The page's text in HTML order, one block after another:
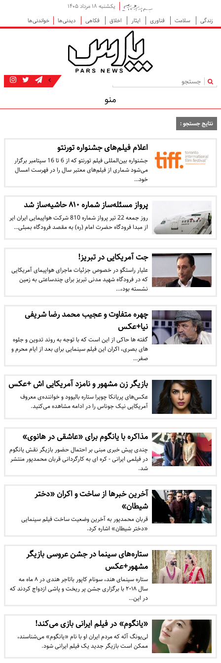
یکشنبه ۱۸ مرداد ۱۴۰۵
زندگی
سلامت فناوری ایثار اخلاق فکاهی دیدنی‌ها خواندنی‌ها
|
منو
نتایج جستجو :
اعلام فیلم‌های جشنواره تورنتو
جشنواره بین‌المللی فیلم تورنتو که از 6 تا 16 سپتامبر برگزار
می‌شود شماری از فیلم‌های معتبر سال را در فهرست امسال
خود…
پرواز مسئله‌ساز شماره ۸۱۰ حاشیه‌ساز شد
روز جمعه 22 تیر پرواز شماره 810 شرکت هواپیمایی ایران ایر
از مبدا فرودگاه حضرت امام (ره) به مقصد فرودگاه بمبئی…
جت آمریکایی در تبریز!
علیار راستگو در خصوص جزئیات ماجرای هواپیمای آمریکایی
که در فرودگاه شهید مدنی تبریز برای چندساعتی به زمین
نشسته بود،…
چهره متفاوت و عجیب محمد رضا شریفی
نیا+عکس
گفته ها حاکی از این است که با توجه به روند تدوین و جلوه
های بصری، اکران این فیلم سینمایی برای بعد از ایام محرم و
صفر…
بازیگر زن مشهور و نامزد آمریکایی اش +عکس
عکس‌های پریانکا چوپرا ستاره بالیوود و خواننده‌ی معروف
آمریکایی نیک جوناس را در ادامه مشاهده می‌کنید.
مذاکره با یانگوم برای «عاشقی در هانوی»
چندی پیش خبری مبنی بر احتمال حضور بازیگر نقش یانگوم
در فیلمی ایرانی - کره ای به کارگردانی قربان محمدپور منتشر
شد.
آخرین خبرها از ساخت و اکران «دختر
شیطان»
قربان محمدپور به آخرین وضعیت ساخت فیلم سینمایی
«دختر شیطان» اشاره کرد.
ستاره‌های سینما در جشن عروسی بازیگر
مشهور+عکس
ستاره سینمای هند، سونام کاپور باتاجر هندی در ۸ ماه مه
سال ۲۰۱۸ با برگزاری جشن پر ریخت و پاشی ازدواج کردند که
در این…
«یانگوم» در فیلم ایرانی بازی می‌کند!
لی‌یونگ‌ آئه که مردم ایران او با نام «یانگوم» می‌شناسند،‌
ممکن است بازیگر جدید یک فیلم ایرانی شود.